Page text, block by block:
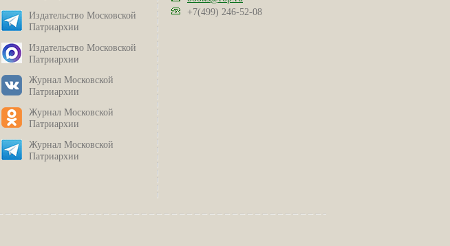
Издательство Московской
Патриархии
Издательство Московской
Патриархии
Журнал Московской
Патриархии
Журнал Московской
Патриархии
Журнал Московской
Патриархии
+7(499) 246-52-08